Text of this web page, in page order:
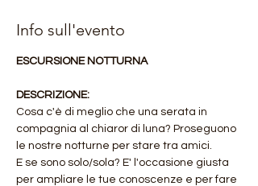
Info sull'evento
ESCURSIONE NOTTURNA
DESCRIZIONE:
Cosa c'è di meglio che una serata in
compagnia al chiaror di luna? Proseguono
le nostre notturne per stare tra amici.
E se sono solo/sola? E' l'occasione giusta
per ampliare le tue conoscenze e per fare